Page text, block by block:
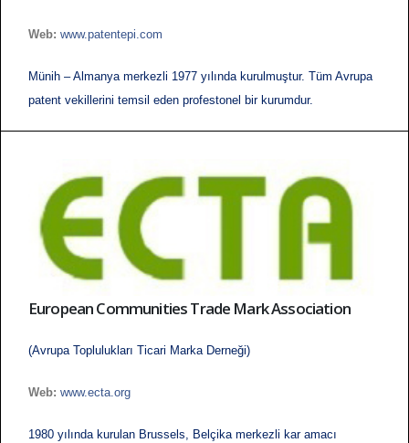
Web: www.patentepi.com
Münih – Almanya merkezli 1977 yılında kurulmuştur. Tüm Avrupa
patent vekillerini temsil eden profestonel bir kurumdur.
European Communities Trade Mark Association
(Avrupa Toplulukları Ticari Marka Derneği)
Web: www.ecta.org
1980 yılında kurulan Brussels, Belçika merkezli kar amacı